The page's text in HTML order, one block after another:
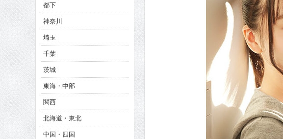
CINEMA×STYLE 285号
CINEMA×STYLE 294号
都下
神奈川
埼玉
千葉
茨城
東海・中部
関西
北海道・東北
中国・四国